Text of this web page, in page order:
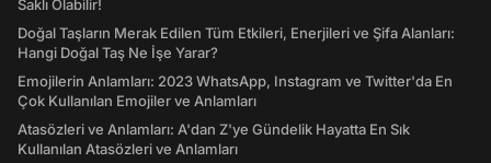
Saklı Olabilir!
Doğal Taşların Merak Edilen Tüm Etkileri, Enerjileri ve Şifa Alanları:
Hangi Doğal Taş Ne İşe Yarar?
Emojilerin Anlamları: 2023 WhatsApp, Instagram ve Twitter'da En
Çok Kullanılan Emojiler ve Anlamları
Atasözleri ve Anlamları: A'dan Z'ye Gündelik Hayatta En Sık
Kullanılan Atasözleri ve Anlamları